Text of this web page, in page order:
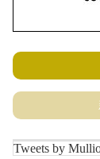
Tweets by